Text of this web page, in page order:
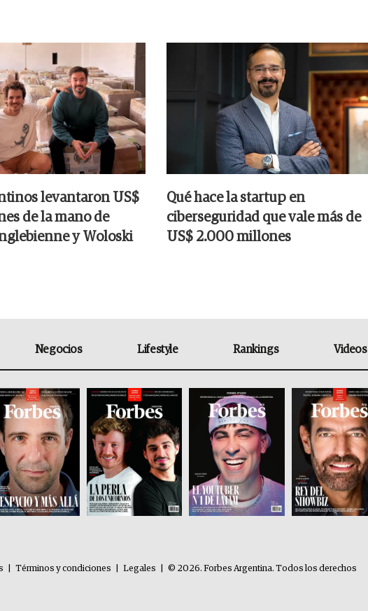
levantaron US$
de la mano de
y Woloski
Qué hace la startup en
ciberseguridad que vale más de
US$ 2.000 millones
Negocios Lifestyle Rankings Videos
Términos y condiciones Legales
© 2026. Forbes Argentina. Todos los derechos